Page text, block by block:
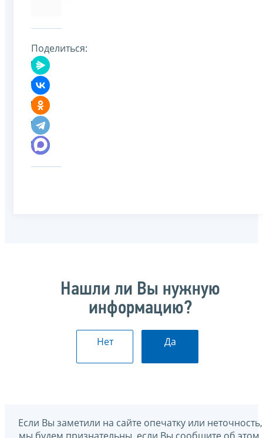
Поделиться:
Нашли ли Вы нужную
информацию?
Нет Да
Если Вы заметили на сайте опечатку или неточность,
мы будем признательны, если Вы сообщите об этом.